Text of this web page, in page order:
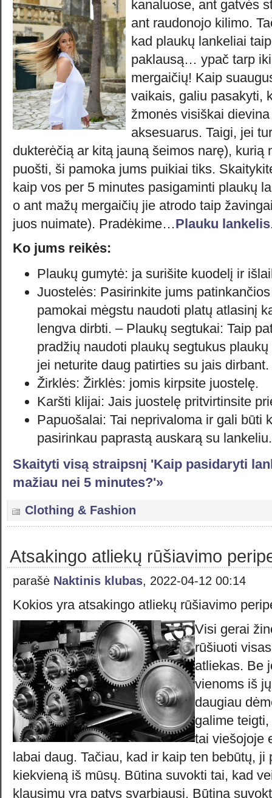
kanaluose, ant gatvės
ant raudonojo kilimo.
kad plaukų lankeliai
paklausą… ypač tarp
mergaičių! Kaip
vaikais, galiu pasakyti,
žmonės visiškai
aksesuarus. Taigi, jei
dukterėčią ar kitą jauną šeimos narę), kurią
puošti, ši pamoka jums puikiai tiks.
kaip vos per 5 minutes pasigaminti plaukų
o ant mažų mergaičių jie atrodo taip
juos nuimate). Pradėkime…Plauku lankelis
Ko jums reikės:
Plaukų gumytė: ja surišite kuodelį ir
Juostelės: Pasirinkite jums
pamokai mėgstu naudoti platų atlasinį
lengva dirbti. – Plaukų segtukai: Taip
pradžių naudoti plaukų segtukus
jei neturite daug patirties su jais dirbant.
Žirklės: Žirklės: jomis kirpsite juostelę.
Karšti klijai: Jais juostelę pritvirtinsite
Papuošalai: Tai neprivaloma ir gali būti
pasirinkau paprastą auskarą su lankeliu.
Skaityti visą straipsnį 'Kaip pasidaryti
mažiau nei 5 minutes?'»
Clothing & Fashion
Atsakingo atliekų rūšiavimo
parašė Naktinis klubas, 2022-04-12 00:14
Kokios yra atsakingo atliekų rūšiavimo
Visi gerai
rūšiuoti
atliekas. Be
vienoms iš
daugiau
galime
tai viešojoje
labai daug. Tačiau, kad ir kaip ten bebūtų, ji
kiekvieną iš mūsų. Būtina suvokti tai, kad
klausimu yra patys svarbiausi. Būtina